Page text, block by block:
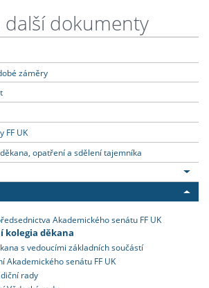
další dokumenty
záměry
FF UK
opatření a sdělení tajemníka
Akademického senátu FF UK
kolegia děkana
s vedoucími základních součástí
Akademického senátu FF UK
rady